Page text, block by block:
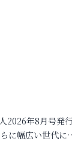
2026年8月号発
に幅広い世代